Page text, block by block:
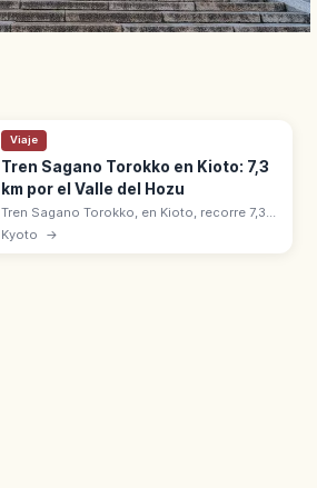
Viaje
Tren Sagano Torokko en Kioto: 7,3
km por el Valle del Hozu
Tren Sagano Torokko, en Kioto, recorre 7,3
km desde Saga hasta Kameoka por el valle
del río Hozu. Opera desde 1991 con 5
Kyoto →